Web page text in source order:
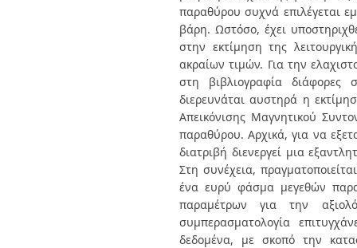
παραθύρου συχνά επιλέγεται
βάρη. Ωστόσο, έχει
στην εκτίμηση της
ακραίων τιμών. Για την
στη βιβλιογραφία
διερευνάται αυστηρά η
Απεικόνισης Μαγνητικού
παραθύρου. Αρχικά, για να
διατριβή διενεργεί μια
Στη συνέχεια,
ένα ευρύ φάσμα μεγεθών
παραμέτρων για την
συμπερασματολογία
δεδομένα, με σκοπό την